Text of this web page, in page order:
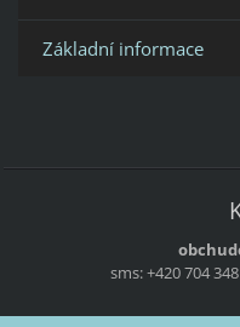
Základní informace
sms: +420 704